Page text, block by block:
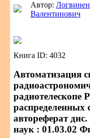
Автор:
Валентинович
Книга ID: 4032
Автоматизация
радиотелескопе
распределенных
автореферат
наук : 01.03.02